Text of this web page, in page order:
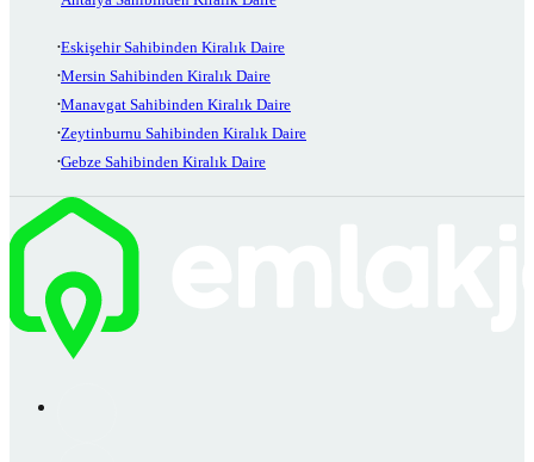
Eskişehir Sahibinden Kiralık Daire
Mersin Sahibinden Kiralık Daire
Manavgat Sahibinden Kiralık Daire
Zeytinburnu Sahibinden Kiralık Daire
Gebze Sahibinden Kiralık Daire